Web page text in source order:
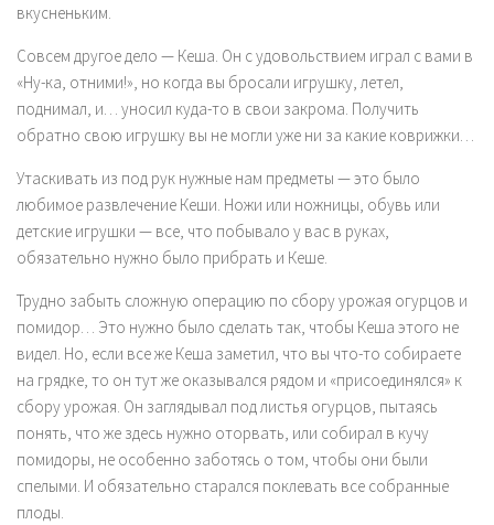
вкусненьким.
Совсем другое дело — Кеша. Он с удовольствием играл с вами в
«Ну-ка, отними!», но когда вы бросали игрушку, летел,
поднимал, и… уносил куда-то в свои закрома. Получить
обратно свою игрушку вы не могли уже ни за какие коврижки…
Утаскивать из под рук нужные нам предметы — это было
любимое развлечение Кеши. Ножи или ножницы, обувь или
детские игрушки — все, что побывало у вас в руках,
обязательно нужно было прибрать и Кеше.
Трудно забыть сложную операцию по сбору урожая огурцов и
помидор… Это нужно было сделать так, чтобы Кеша этого не
видел. Но, если все же Кеша заметил, что вы что-то собираете
на грядке, то он тут же оказывался рядом и «присоединялся» к
сбору урожая. Он заглядывал под листья огурцов, пытаясь
понять, что же здесь нужно оторвать, или собирал в кучу
помидоры, не особенно заботясь о том, чтобы они были
спелыми. И обязательно старался поклевать все собранные
плоды.